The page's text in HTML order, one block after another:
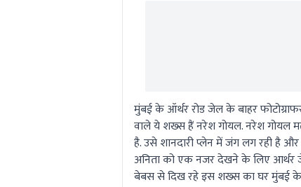
मुंबई के ऑर्थर रोड जेल के बाहर
वाले ये शख्स हैं नरेश गोयल. नरेश
है. उसे शानदारी प्लेन में जंग लग रही है
अनिता को एक नजर देखने के लिए आर्थर
बेबस से दिख रहे इस शख्स का घर मुंबई के